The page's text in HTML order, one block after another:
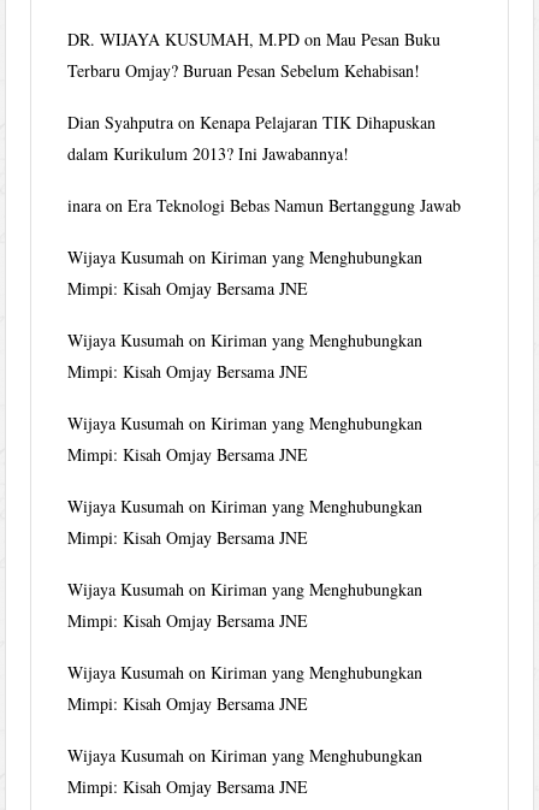
DR. WIJAYA KUSUMAH, M.PD onMau Pesan Buku
Terbaru Omjay? Buruan Pesan Sebelum Kehabisan!
Dian Syahputra onKenapa Pelajaran TIK Dihapuskan
dalam Kurikulum 2013? Ini Jawabannya!
inara onEra Teknologi Bebas Namun Bertanggung Jawab
Wijaya Kusumah onKiriman yang Menghubungkan
Mimpi: Kisah Omjay Bersama JNE
Wijaya Kusumah onKiriman yang Menghubungkan
Mimpi: Kisah Omjay Bersama JNE
Wijaya Kusumah onKiriman yang Menghubungkan
Mimpi: Kisah Omjay Bersama JNE
Wijaya Kusumah onKiriman yang Menghubungkan
Mimpi: Kisah Omjay Bersama JNE
Wijaya Kusumah onKiriman yang Menghubungkan
Mimpi: Kisah Omjay Bersama JNE
Wijaya Kusumah onKiriman yang Menghubungkan
Mimpi: Kisah Omjay Bersama JNE
Wijaya Kusumah onKiriman yang Menghubungkan
Mimpi: Kisah Omjay Bersama JNE